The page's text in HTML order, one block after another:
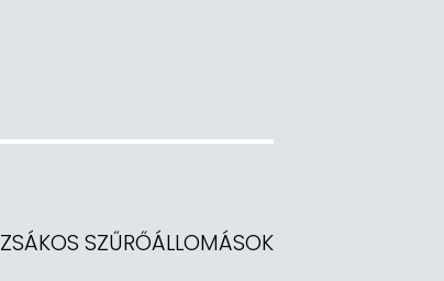
ZSÁKOS SZŰRŐÁLLOMÁSOK